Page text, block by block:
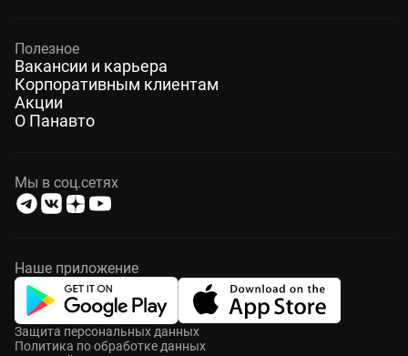
Полезное
Вакансии и карьера
Корпоративным клиентам
Акции
О Панавто
Мы в соц.сетях
Наше приложение
Защита персональных данных
Политика по обработке данных